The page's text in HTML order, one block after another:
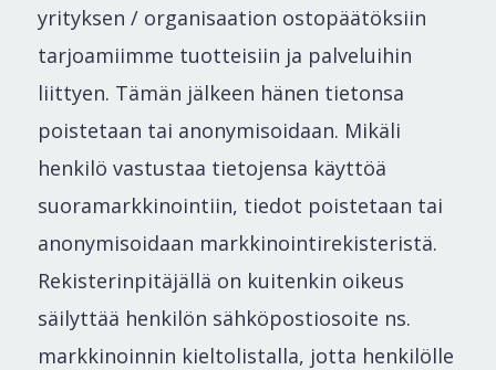
yrityksen / organisaation ostopäätöksiin
tarjoamiimme tuotteisiin ja palveluihin
liittyen. Tämän jälkeen hänen tietonsa
poistetaan tai anonymisoidaan. Mikäli
henkilö vastustaa tietojensa käyttöä
suoramarkkinointiin, tiedot poistetaan tai
anonymisoidaan markkinointirekisteristä.
Rekisterinpitäjällä on kuitenkin oikeus
säilyttää henkilön sähköpostiosoite ns.
markkinoinnin kieltolistalla, jotta henkilölle